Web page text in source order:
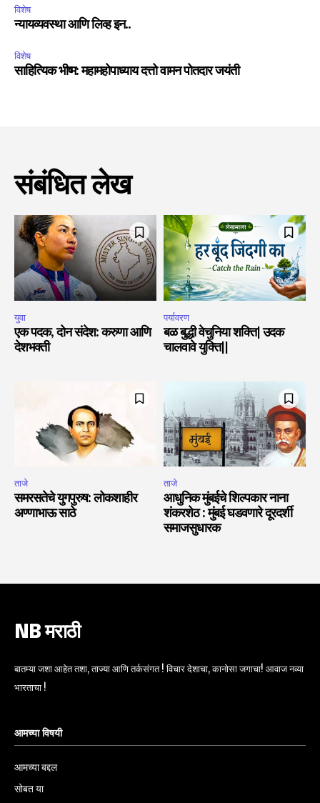
विशेष
न्यायव्यवस्था आणि लिव्ह इन..
विशेष
साहित्यिक भीष्म: महामहोपाध्याय दत्तो वामन पोतदार जयंती
संबंधित लेख
युवा
एक पदक, दोन संदेश: करुणा आणि
देशभक्ती
पर्यावरण
बळ बुद्धी वेचुनिया शक्ति| उदक
चालवावे युक्ति||
ताजे
समरसतेचे युगपुरुष: लोकशाहीर
अण्णाभाऊ साठे
ताजे
आधुनिक मुंबईचे शिल्पकार नाना
शंकरशेठ : मुंबई घडवणारे दूरदर्शी
समाजसुधारक
NB मराठी
बातम्या जशा आहेत तशा, ताज्या आणि तर्कसंगत ! विचार देशाचा, कानोसा जगाचा! आवाज नव्या
भारताचा !
आमच्या विषयी
आमच्या बद्दल
सोबत या